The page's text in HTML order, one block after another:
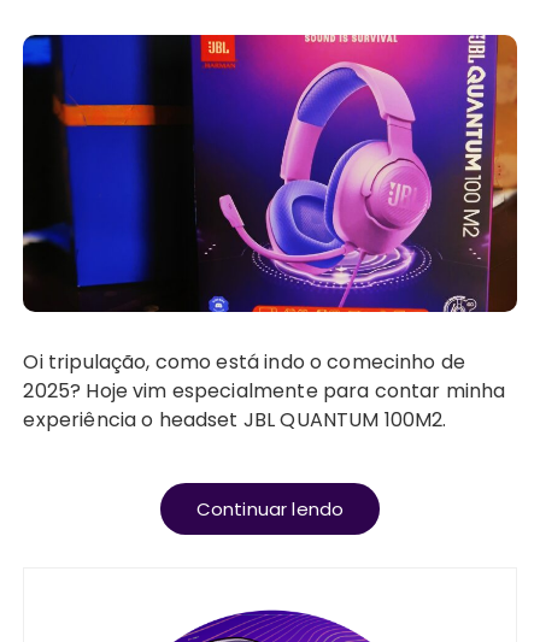
Oi tripulação, como está indo o comecinho de
2025? Hoje vim especialmente para contar minha
experiência o headset JBL QUANTUM 100M2.
Continuar lendo